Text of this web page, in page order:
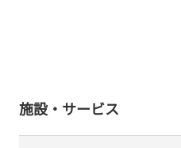
施設・サービス